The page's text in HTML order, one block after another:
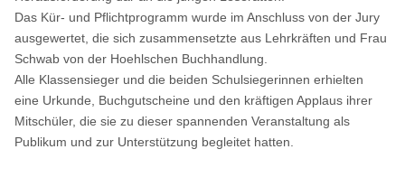
Das Kür- und Pflichtprogramm wurde im Anschluss von der Jury
ausgewertet, die sich zusammensetzte aus Lehrkräften und Frau
Schwab von der Hoehlschen Buchhandlung.
Alle Klassensieger und die beiden Schulsiegerinnen erhielten
eine Urkunde, Buchgutscheine und den kräftigen Applaus ihrer
Mitschüler, die sie zu dieser spannenden Veranstaltung als
Publikum und zur Unterstützung begleitet hatten.